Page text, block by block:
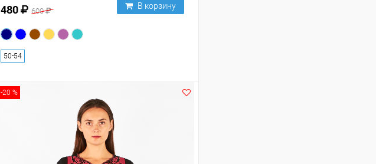
480 600
В корзину
50-54
-20 %